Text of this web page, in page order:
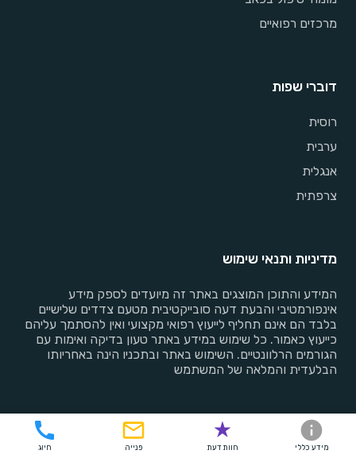
מרכזים רפואיים
דוברי שפות
רוסית
ערבית
אנגלית
צרפתית
מדיניות ותנאי שימוש
המידע והתוכן המוצגים באתר זה מיועדים לספק מידע
אינפורמטיבי והבעת דעה סובייקטיבית מטעם צדדים שלישיים
בלבד הם אינם תחליף לייעוץ רפואי מקצועי ואין להסתמך עליהם
כייעוץ כאמור. כל שימוש במידע באתר טעון בדיקה ואימות עם
הגורמים הרלוונטיים. השימוש באתר ובתכניו הינה באחריותו
הבלעדית והמלאה של המשתמש
בהסדר עם
מידע כללי חוות דעת פנייה חיוג